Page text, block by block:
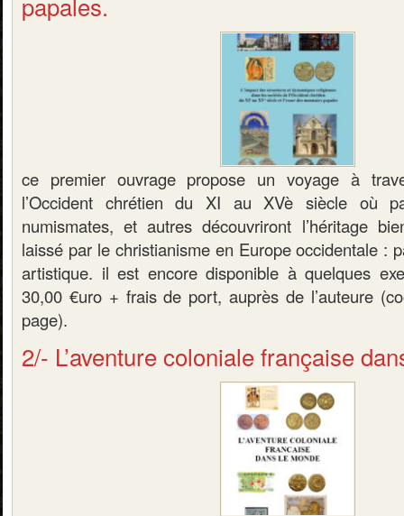
ce premier ouvrage propose un voyage à
l’Occident chrétien du XI au XVè siècle où
numismates, et autres découvriront l’héritage
laissé par le christianisme en Europe occidentale :
artistique. il est encore disponible à quelques
30,00 €uro + frais de port, auprès de l’auteure
page).
2/- L’aventure coloniale française